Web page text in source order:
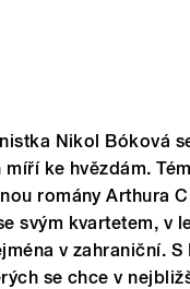
Nikol Bóková
ke hvězdám.
romány Arthura
svým kvartetem, v
v zahraniční.
se chce v